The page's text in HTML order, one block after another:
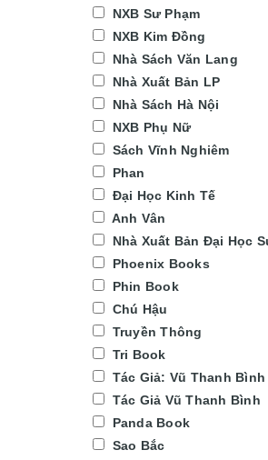
NXB Sư Phạm
NXB Kim Đồng
Nhà Sách Văn Lang
Nhà Xuất Bản LP
Nhà Sách Hà Nội
NXB Phụ Nữ
Sách Vĩnh Nghiêm
Phan
Đại Học Kinh Tế
Anh Vân
Nhà Xuất Bản Đại Học
Phoenix Books
Phin Book
Chú Hậu
Truyền Thông
Tri Book
Tác Giả: Vũ Thanh Bình
Tác Giả Vũ Thanh Bình
Panda Book
Sao Bắc